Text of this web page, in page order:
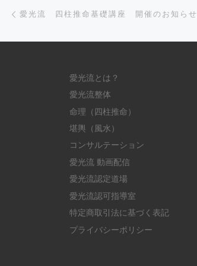
Post navigation
愛光流 四柱推命基礎講座 開催のお知らせ
愛光流とは？
愛光流整体
命理（四柱推命）
堪輿（風水）
コンサルテーション
愛光流 動画配信
愛光流認定道場
愛光流認可指導室
特定商取引法に基づく表記
プライバシーポリシー